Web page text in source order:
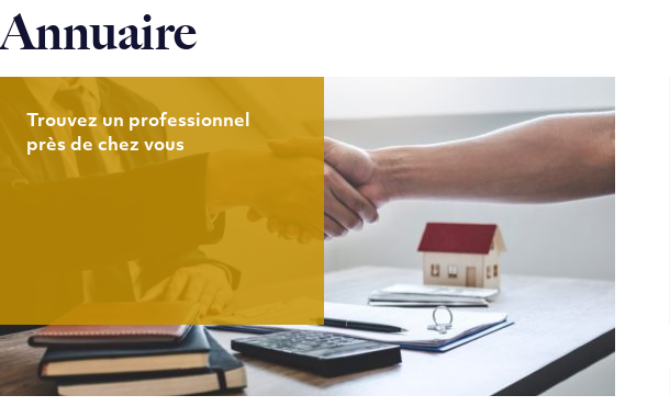
Annuaire
Trouvez un professionnel
près de chez vous